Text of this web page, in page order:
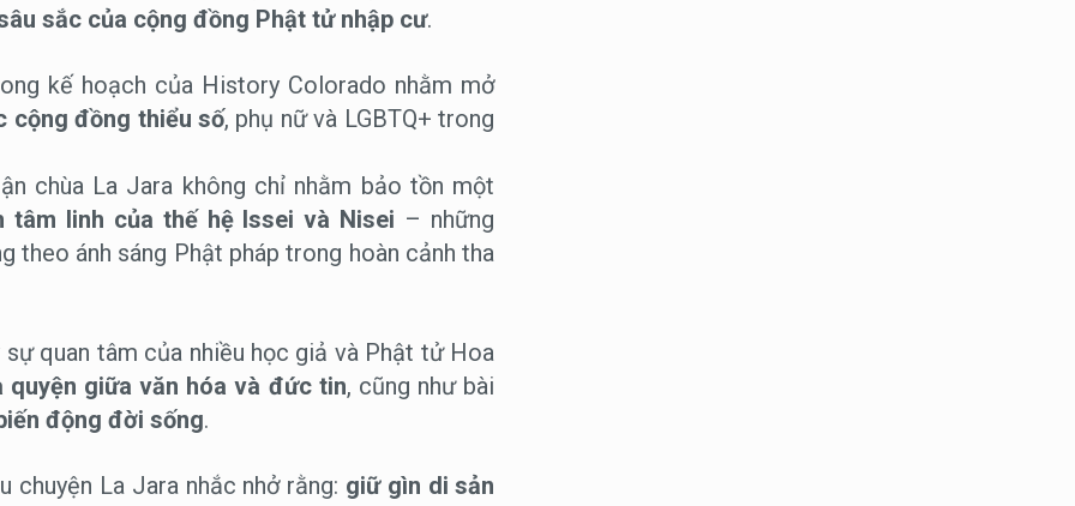
sắc của cộng đồng Phật tử nhập cư.
kế hoạch của History Colorado nhằm mở
cộng đồng thiểu số, phụ nữ và LGBTQ+ trong
chùa La Jara không chỉ nhằm bảo tồn một
tâm linh của thế hệ Issei và Nisei – những
theo ánh sáng Phật pháp trong hoàn cảnh tha
quan tâm của nhiều học giả và Phật tử Hoa
giữa văn hóa và đức tin, cũng như bài
động đời sống.
La Jara nhắc nhở rằng: giữ gìn di sản